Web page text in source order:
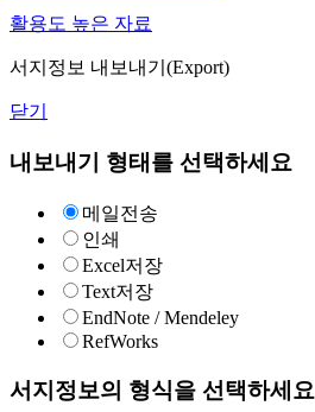
활용도 높은 자료
서지정보 내보내기(Export)
닫기
내보내기 형태를 선택하세요
메일전송
인쇄
Excel저장
Text저장
EndNote / Mendeley
RefWorks
서지정보의 형식을 선택하세요